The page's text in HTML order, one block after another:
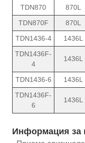
TDN870
870L
TDN870F
870L
TDN1436-4
1436L
TDN1436F-
4
1436L
TDN1436-6 1436L
TDN1436F-
6
1436L
Информация за